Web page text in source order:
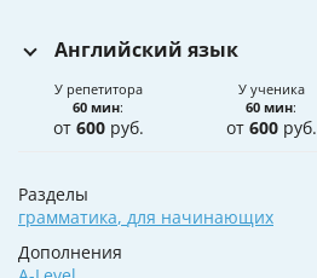
Английский язык
У репетитора
60 мин:
от 600руб.
У ученика
60 мин:
от 600руб.
Разделы
грамматика, для начинающих
Дополнения